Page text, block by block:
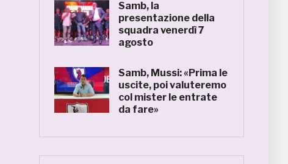
Samb, la
presentazione della
squadra venerdì 7
agosto
Samb, Mussi: «Prima le
uscite, poi valuteremo
col mister le entrate
da fare»